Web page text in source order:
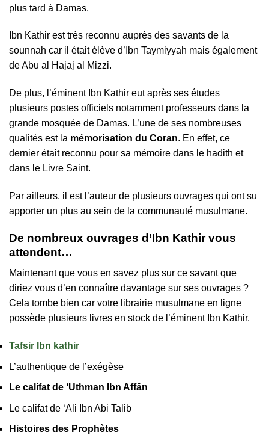
plus tard à Damas.
Ibn Kathir est très reconnu auprès des savants de la
sounnah car il était élève d’Ibn Taymiyyah mais également
de Abu al Hajaj al Mizzi.
De plus, l’éminent Ibn Kathir eut après ses études
plusieurs postes officiels notamment professeurs dans la
grande mosquée de Damas. L’une de ses nombreuses
qualités est la mémorisation du Coran. En effet, ce
dernier était reconnu pour sa mémoire dans le hadith et
dans le Livre Saint.
Par ailleurs, il est l’auteur de plusieurs ouvrages qui ont su
apporter un plus au sein de la communauté musulmane.
De nombreux ouvrages d’Ibn Kathir vous
attendent…
Maintenant que vous en savez plus sur ce savant que
diriez vous d’en connaître davantage sur ses ouvrages ?
Cela tombe bien car votre librairie musulmane en ligne
possède plusieurs livres en stock de l’éminent Ibn Kathir.
Tafsir Ibn kathir
L’authentique de l’exégèse
Le califat de ‘Uthman Ibn Affân
Le califat de ‘Ali Ibn Abi Talib
Histoires des Prophètes